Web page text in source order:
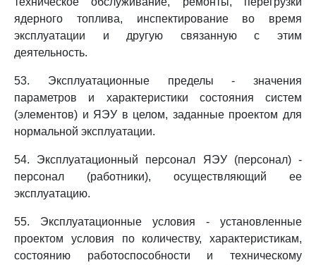
ядерного топлива, инспектирование во время
эксплуатации и другую связанную с этим
деятельность.
53. Эксплуатационные пределы - значения
параметров и характеристики состояния систем
(элементов) и ЯЭУ в целом, заданные проектом для
нормальной эксплуатации.
54. Эксплуатационный персонал ЯЭУ (персонал) -
персонал (работники), осуществляющий ее
эксплуатацию.
55. Эксплуатационные условия - установленные
проектом условия по количеству, характеристикам,
состоянию работоспособности и техническому